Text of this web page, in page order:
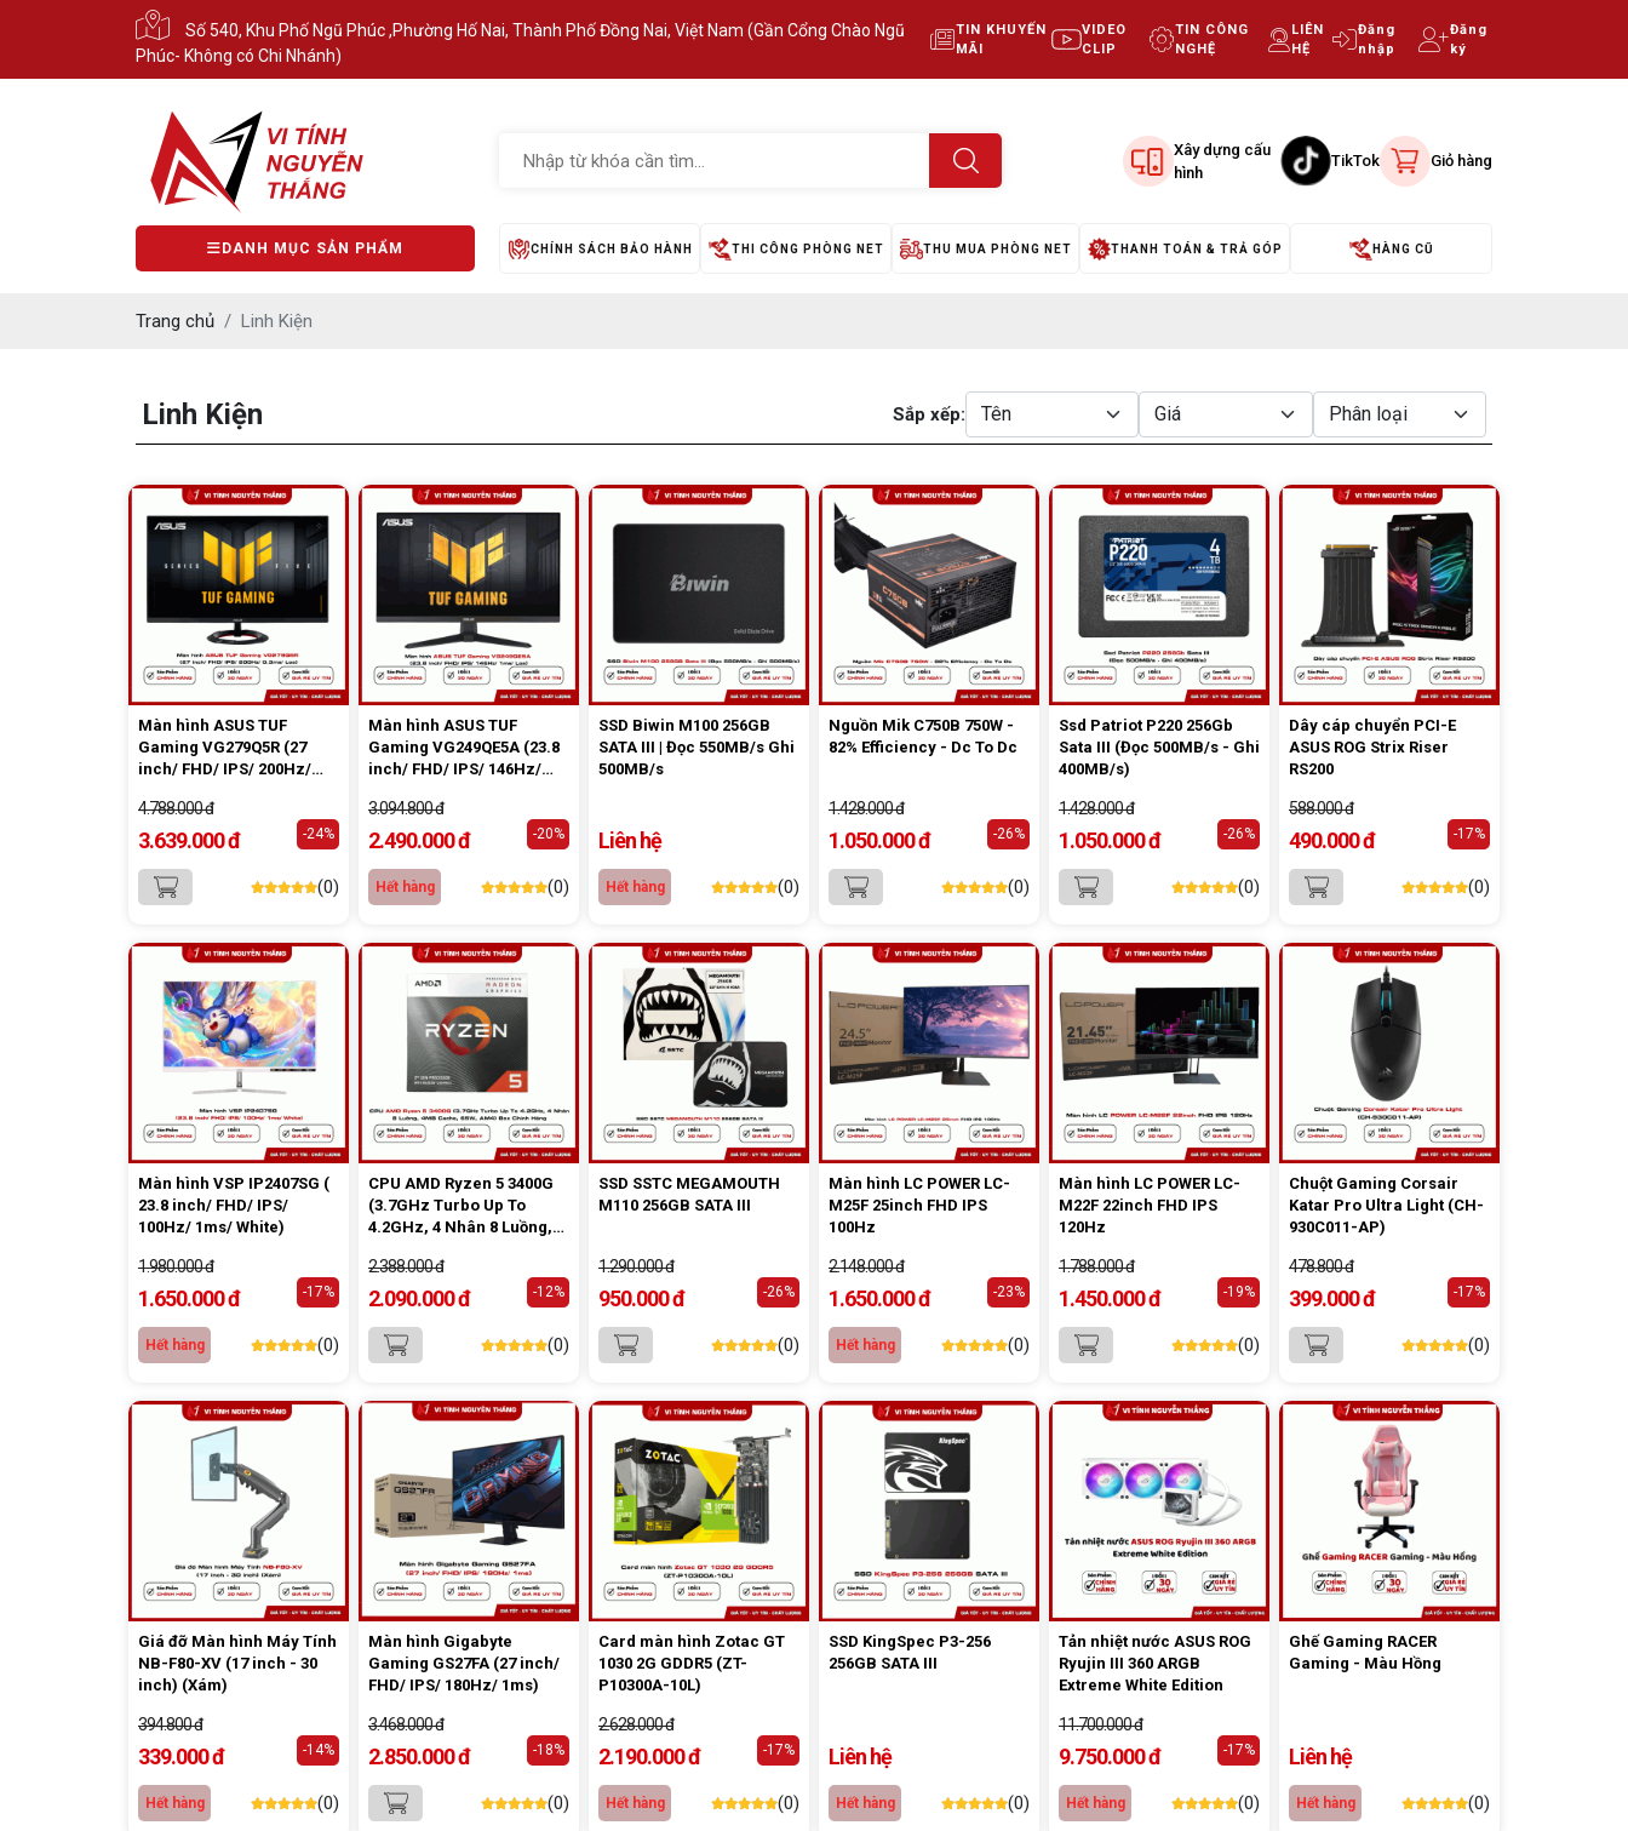
Số 540, Khu Phố Ngũ Phúc ,Phường Hố Nai, Thành Phố Đồng Nai, Việt Nam (Gần Cổng Chào Ngũ
Phúc- Không có Chi Nhánh)
TIN KHUYẾN
MÃI
VIDEO
CLIP
TIN CÔNG
NGHỆ
LIÊN
HỆ
Đăng
nhập
Đăng
ký
Xây dựng cấu
hình
TikTok Giỏ hàng
DANH MỤC SẢN PHẨM CHÍNH SÁCH BẢO HÀNH THI CÔNG PHÒNG NET THU MUA PHÒNG NET THANH TOÁN & TRẢ GÓP HÀNG CŨ
Trang chủ Linh Kiện
Linh Kiện Sắp xếp:
Màn hình ASUS TUF
Gaming VG279Q5R (27
inch/ FHD/ IPS/ 200Hz/
4.788.000 đ
3.639.000 đ -24%
(0)
Màn hình ASUS TUF
Gaming VG249QE5A (23.8
inch/ FHD/ IPS/ 146Hz/
3.094.800 đ
2.490.000 đ -20%
Hết hàng (0)
SSD Biwin M100 256GB
SATA III | Đọc 550MB/s Ghi
500MB/s
Liên hệ
Hết hàng (0)
Nguồn Mik C750B 750W -
82% Efficiency - Dc To Dc
1.428.000 đ
1.050.000 đ -26%
(0)
Ssd Patriot P220 256Gb
Sata III (Đọc 500MB/s - Ghi
400MB/s)
1.428.000 đ
1.050.000 đ -26%
(0)
Dây cáp chuyển PCI-E
ASUS ROG Strix Riser
RS200
588.000 đ
490.000 đ -17%
(0)
Màn hình VSP IP2407SG (
23.8 inch/ FHD/ IPS/
100Hz/ 1ms/ White)
1.980.000 đ
1.650.000 đ -17%
Hết hàng (0)
CPU AMD Ryzen 5 3400G
(3.7GHz Turbo Up To
4.2GHz, 4 Nhân 8 Luồng,
Box Chính Hãng
2.388.000 đ
2.090.000 đ -12%
(0)
SSD SSTC MEGAMOUTH
M110 256GB SATA III
1.290.000 đ
950.000 đ -26%
(0)
Màn hình LC POWER LC-
M25F 25inch FHD IPS
100Hz
2.148.000 đ
1.650.000 đ -23%
Hết hàng (0)
Màn hình LC POWER LC-
M22F 22inch FHD IPS
120Hz
1.788.000 đ
1.450.000 đ -19%
(0)
Chuột Gaming Corsair
Katar Pro Ultra Light (CH-
930C011-AP)
478.800 đ
399.000 đ -17%
(0)
Giá đỡ Màn hình Máy Tính
NB-F80-XV (17 inch - 30
inch) (Xám)
394.800 đ
339.000 đ -14%
Hết hàng (0)
Màn hình Gigabyte
Gaming GS27FA (27 inch/
FHD/ IPS/ 180Hz/ 1ms)
3.468.000 đ
2.850.000 đ -18%
(0)
Card màn hình Zotac GT
1030 2G GDDR5 (ZT-
P10300A-10L)
2.628.000 đ
2.190.000 đ -17%
Hết hàng (0)
SSD KingSpec P3-256
256GB SATA III
Liên hệ
Hết hàng (0)
Tản nhiệt nước ASUS ROG
Ryujin III 360 ARGB
Extreme White Edition
11.700.000 đ
9.750.000 đ -17%
Hết hàng (0)
Ghế Gaming RACER
Gaming - Màu Hồng
Liên hệ
Hết hàng (0)